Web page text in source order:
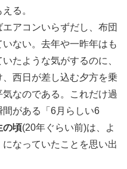
る。
アコンいらずだし、布団
ない。去年や一昨年はも
たような気がするのに、
西日が差し込む夕方を乗
なのである。これだけ過
がある「6月らしい6
の頃(20年ぐらい前)は、よ
になっていたことを思い出